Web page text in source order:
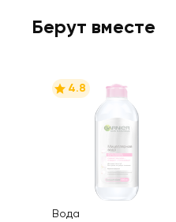
Берут вместе
4.8
Вода